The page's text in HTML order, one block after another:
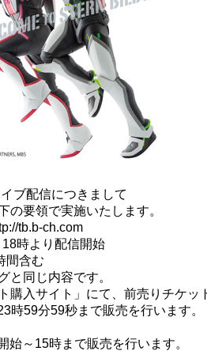
ブ配信につきまして
の要領で実施いたします。
tb.b-ch.com
時より配信開始
間含む
と同じ内容です。
購入サイト」にて、前売りチケッ
59分59秒まで販売を行います。
～15時まで販売を行います。